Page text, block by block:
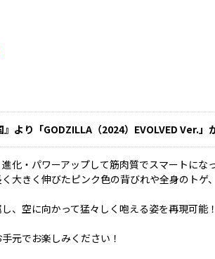
より「GODZILLA（2024）EVOLVED Ver.」
化・パワーアップして筋肉質でスマートに
大きく伸びたピンク色の背びれや全身のトゲ
、空に向かって猛々しく咆える姿を再現可能！
元でお楽しみください！